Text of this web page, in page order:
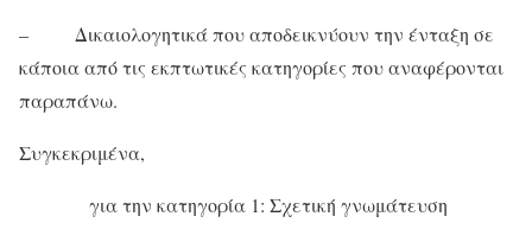
– Δικαιολογητικά που αποδεικνύουν την ένταξη σε
κάποια από τις εκπτωτικές κατηγορίες που αναφέρονται
παραπάνω.
Συγκεκριμένα,
για την κατηγορία 1: Σχετική γνωμάτευση